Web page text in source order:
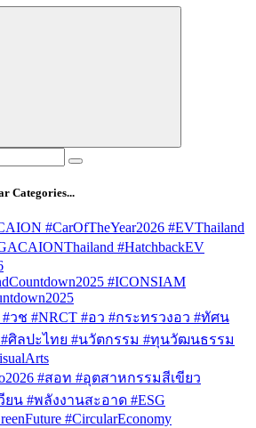
Categories...
#CarOfTheYear2026 #EVThailand
#HatchbackEV
#ICONSIAM
วช #NRCT #อว #กระทรวงอว #ทัศน
#ศิลปะไทย #นวัตกรรม #ทุนวัฒนธรรม
#สอท #อุตสาหกรรมสีเขียว
ยน #พลังงานสะอาด #ESG
#CircularEconomy